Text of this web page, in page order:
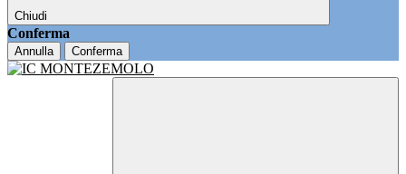
Chiudi
Conferma
Annulla Conferma